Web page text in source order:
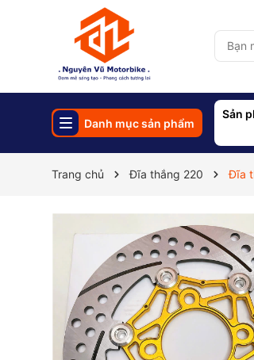
Danh mục sản phẩm
Sản
Trang chủ Đĩa thắng 220 Đĩa